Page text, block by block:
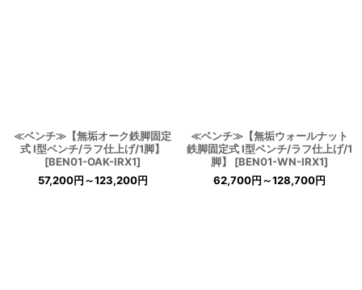
≪ベンチ≫【無垢オーク鉄脚固定
式 I型ベンチ/ラフ仕上げ/1脚】
[BEN01-OAK-IRX1]
57,200円～123,200円
≪ベンチ≫【無垢ウォールナット
鉄脚固定式 I型ベンチ/ラフ仕上げ/1
脚】
[BEN01-WN-IRX1]
62,700円～128,700円